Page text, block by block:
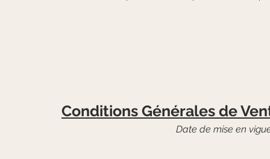
Conditions Générales de
Date de mise en